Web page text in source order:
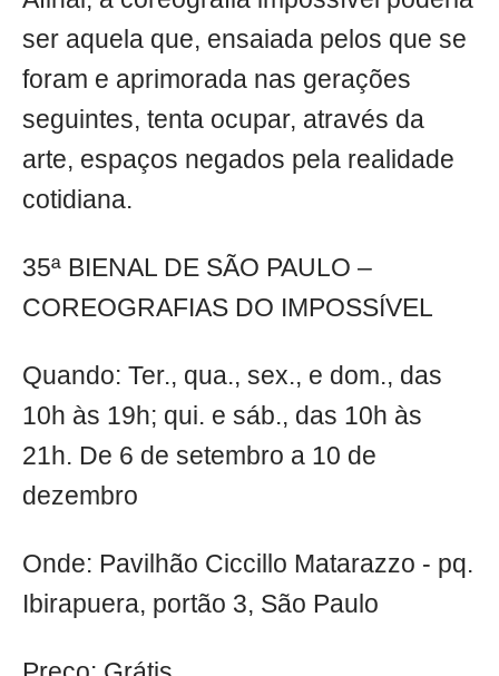
ser aquela que, ensaiada pelos que se
foram e aprimorada nas gerações
seguintes, tenta ocupar, através da
arte, espaços negados pela realidade
cotidiana.
35ª BIENAL DE SÃO PAULO –
COREOGRAFIAS DO IMPOSSÍVEL
Quando: Ter., qua., sex., e dom., das
10h às 19h; qui. e sáb., das 10h às
21h. De 6 de setembro a 10 de
dezembro
Onde: Pavilhão Ciccillo Matarazzo - pq.
Ibirapuera, portão 3, São Paulo